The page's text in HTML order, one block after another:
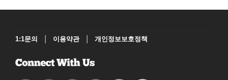
1:1문의 | 이용약관 | 개인정보보호정책